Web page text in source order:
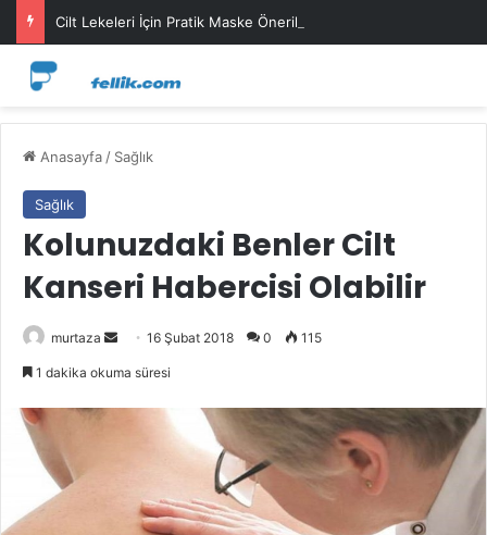
Cilt Lekeleri İçin Pratik Maske Önerileri
Anasayfa / Sağlık
Sağlık
Kolunuzdaki Benler Cilt
Kanseri Habercisi Olabilir
murtaza
Bir
16 Şubat 2018 0 115
1 dakika okuma süresi